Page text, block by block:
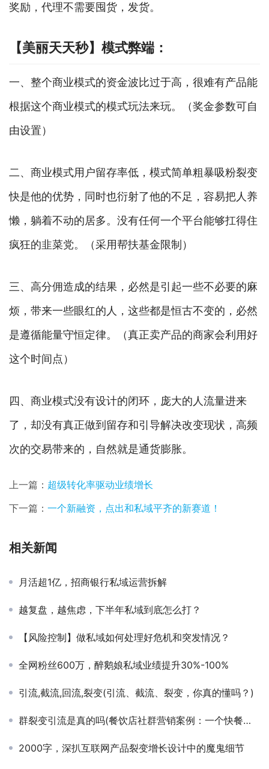
奖励，代理不需要囤货，发货。
【美丽天天秒】模式弊端：
一、整个商业模式的资金波比过于高，很难有产品能
根据这个商业模式的模式玩法来玩。（奖金参数可自
由设置）
二、商业模式用户留存率低，模式简单粗暴吸粉裂变
快是他的优势，同时也衍射了他的不足，容易把人养
懒，躺着不动的居多。没有任何一个平台能够扛得住
疯狂的韭菜党。（采用帮扶基金限制）
三、高分佣造成的结果，必然是引起一些不必要的麻
烦，带来一些眼红的人，这些都是恒古不变的，必然
是遵循能量守恒定律。（真正卖产品的商家会利用好
这个时间点）
四、商业模式没有设计的闭环，庞大的人流量进来
了，却没有真正做到留存和引导解决改变现状，高频
次的交易带来的，自然就是通货膨胀。
上一篇： 超级转化率驱动业绩增长
下一篇： 一个新融资，点出和私域平齐的新赛道！
相关新闻
月活超1亿，招商银行私域运营拆解
越复盘，越焦虑，下半年私域到底怎么打？
【风险控制】做私域如何处理好危机和突发情况？
全网粉丝600万，醉鹅娘私域业绩提升30%-100%
引流,截流,回流,裂变(引流、截流、裂变，你真的懂吗？)
群裂变引流是真的吗(餐饮店社群营销案例：一个快餐店15天充值6万的社群引流锁客方案)
2000字，深扒互联网产品裂变增长设计中的魔鬼细节